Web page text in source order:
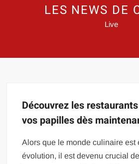
LES NEWS DE
Live
Découvrez les
vos papilles dès
Alors que le monde culinaire est
évolution, il est devenu crucial